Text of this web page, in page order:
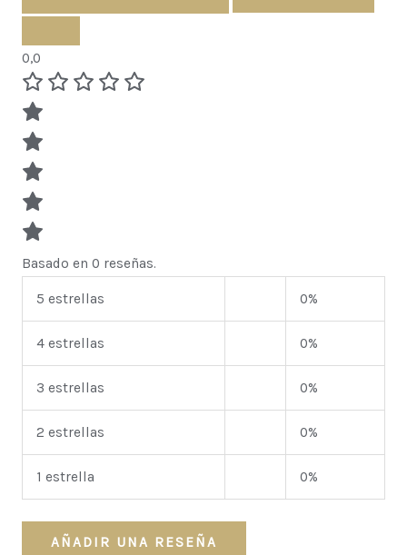
0,0
Basado en 0 reseñas.
5 estrellas 0%
4 estrellas 0%
3 estrellas 0%
2 estrellas 0%
1 estrella 0%
AÑADIR UNA RESEÑA